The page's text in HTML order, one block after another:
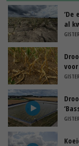
al